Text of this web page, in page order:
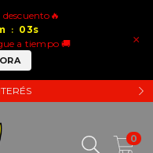
×
: 03s
a tiempo 🚚
0